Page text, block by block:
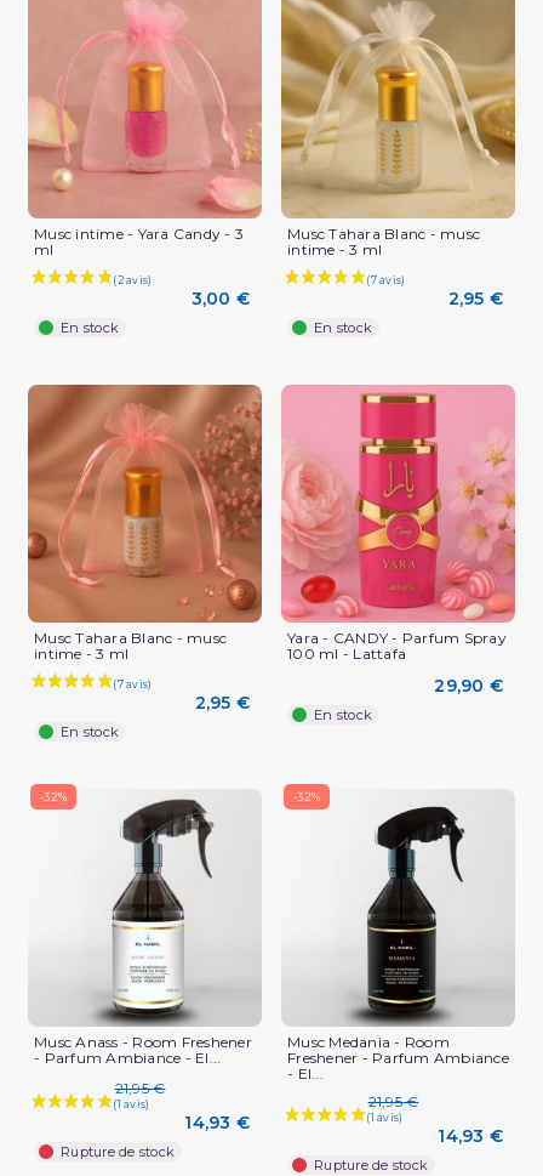
(1 avis)
Musc intime - Yara Candy - 3
ml
3,00 €
En stock
Musc Tahara Blanc - musc
intime - 3 ml
2,95 €
En stock
Musc Tahara Blanc - musc
intime - 3 ml
2,95 €
En stock
Yara - CANDY - Parfum Spray
100 ml - Lattafa
29,90 €
En stock
-32%
Musc Anass - Room Freshener
- Parfum Ambiance - El...
21,95 €
14,93 €
Rupture de stock
-32%
Musc Medania - Room
Freshener - Parfum Ambiance
- El...
21,95 €
14,93 €
Rupture de stock